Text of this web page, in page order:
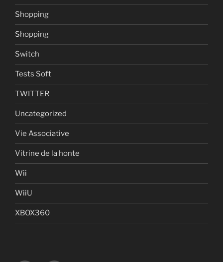
Shopping
Shopping
Switch
Tests Soft
TWITTER
Uncategorized
Vie Associative
Vitrine de la honte
Wii
WiiU
XBOX360